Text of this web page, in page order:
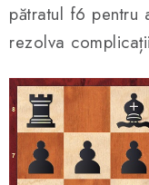
pătratul f6 pentru
rezolva